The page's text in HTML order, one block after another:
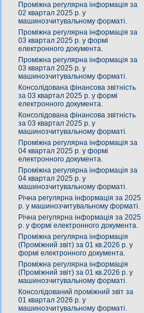
Проміжна регулярна інформація за
02 квартал 2025 р. у
машинозчитувальному форматі.
Проміжна регулярна інформація за
03 квартал 2025 р. у формі
електронного документа.
Проміжна регулярна інформація за
03 квартал 2025 р. у
машинозчитувальному форматі.
Консолідована фінансова звітність
за 03 квартал 2025 р. у формі
електронного документа.
Консолідована фінансова звітність
за 03 квартал 2025 р. у
машинозчитувальному форматі.
Проміжна регулярна інформація за
04 квартал 2025 р. у формі
електронного документа.
Проміжна регулярна інформація за
04 квартал 2025 р. у
машинозчитувальному форматі.
Річна регулярна інформація за 2025
р. у машинозчитувальному форматі.
Річна регулярна інформація за 2025
р. у формі електронного документа.
Проміжна регулярна інформація
(Проміжний звіт) за 01 кв.2026 р. у
формі електронного документа.
Проміжна регулярна інформація
(Проміжний звіт) за 01 кв.2026 р. у
машинозчитувальному форматі.
Консолідований проміжний звіт за
01 квартал 2026 р. у
машинозчитувальному форматі.